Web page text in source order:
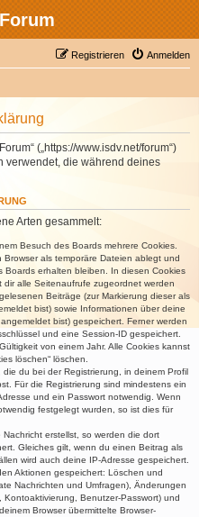
Anmelden
Registrieren
(„https://www.isdv.net/forum“)
verwendet, die während deines
Arten gesammelt:
Besuch des Boards mehrere Cookies.
als temporäre Dateien ablegt und
Boards erhalten bleiben. In diesen Cookies
alle Seitenaufrufe zugeordnet werden
Beiträge (zur Markierung dieser als
bist) sowie Informationen über deine
bist) gespeichert. Ferner werden
und eine Session-ID gespeichert.
von einem Jahr. Alle Cookies kannst
löschen“ löschen.
du bei der Registrierung, in deinem Profil
Für die Registrierung sind mindestens ein
und ein Passwort notwendig. Wenn
festgelegt wurden, so ist dies für
erstellst, so werden die dort
Gleiches gilt, wenn du einen Beitrag als
wird auch deine IP-Adresse gespeichert.
Aktionen gespeichert: Löschen und
Nachrichten und Umfragen), Änderungen
Benutzer-Passwort) und
Browser übermittelte Browser-